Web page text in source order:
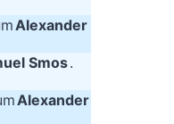
Alexander
Smos.
Alexander